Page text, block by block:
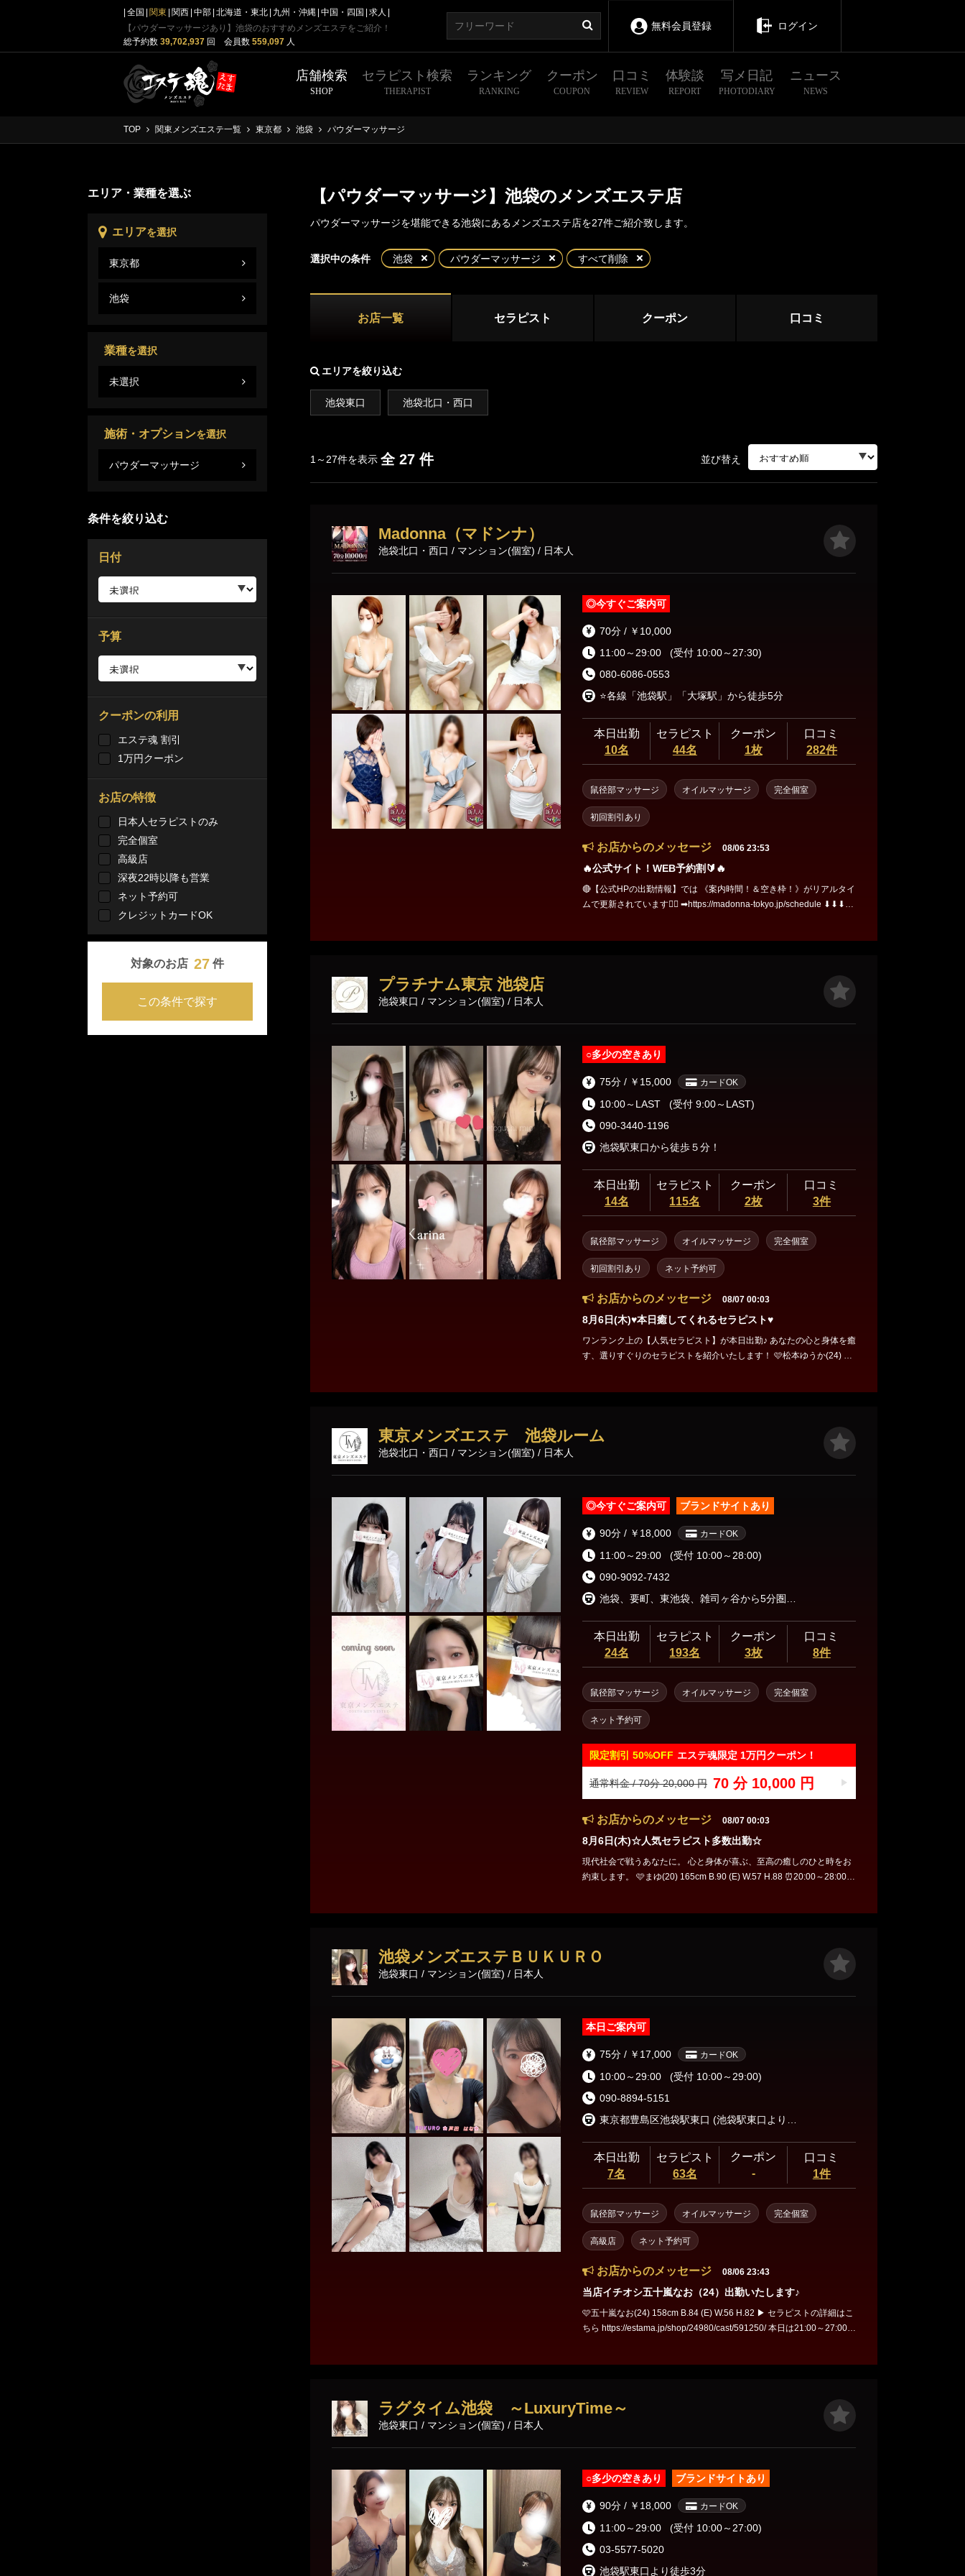
全国 関東 関西 中部 北海道・東北 九州・沖縄 中国・四国
求人
【パウダーマッサージあり】池袋のおすすめメンズエステをご紹介！
総予約数 39,702,937 回 会員数 559,097 人
無料会員登録 ログイン
店舗検索
SHOP
セラピスト検索
THERAPIST
ランキング
RANKING
クーポン
COUPON
口コミ
REVIEW
体験談
REPORT
写メ日記
PHOTODIARY
ニュース
NEWS
TOP 関東メンズエステ一覧 東京都 池袋 パウダーマッサージ
【パウダーマッサージ】池袋のメンズエステ店
パウダーマッサージを堪能できる池袋にあるメンズエステ店を27件ご紹介致します。
選択中の条件 池袋 パウダーマッサージ すべて削除
お店一覧 セラピスト クーポン 口コミ
エリアを絞り込む
池袋東口 池袋北口・西口
1～27件を表示 全 27 件 並び替え
Madonna（マドンナ）
池袋北口・西口 / マンション(個室) / 日本人
◎今すぐご案内可
70分 / ￥10,000
11:00～29:00
(受付 10:00～27:30)
080-6086-0553
⭐各線「池袋駅」「大塚駅」から徒歩5分
本日出勤
10名
セラピスト
44名
クーポン
1枚
口コミ
282件
鼠径部マッサージ オイルマッサージ 完全個室
初回割引あり
お店からのメッセージ 08/06 23:53
🔥公式サイト！WEB予約割🔰🔥
🔴【公式HPの出勤情報】では 《案内時間！＆空き枠！》がリアルタイ
ムで更新されています👌🏻 ➡https://madonna-tokyo.jp/schedule ⬇⬇⬇⬇
プラチナム東京 池袋店
池袋東口 / マンション(個室) / 日本人
○多少の空きあり
75分 / ￥15,000 カードOK
10:00～LAST
(受付 9:00～LAST)
090-3440-1196
池袋駅東口から徒歩５分！
本日出勤
14名
セラピスト
115名
クーポン
2枚
口コミ
3件
鼠径部マッサージ オイルマッサージ 完全個室
初回割引あり ネット予約可
お店からのメッセージ 08/07 00:03
8月6日(木)♥本日癒してくれるセラピスト♥
ワンランク上の【人気セラピスト】が本日出勤♪ あなたの心と身体を癒
す、選りすぐりのセラピストを紹介いたします！ 🩷松本ゆうか(24) 16
東京メンズエステ 池袋ルーム
池袋北口・西口 / マンション(個室) / 日本人
◎今すぐご案内可 ブランドサイトあり
90分 / ￥18,000 カードOK
11:00～29:00
(受付 10:00～28:00)
090-9092-7432
本日出勤
24名
セラピスト
193名
クーポン
3枚
口コミ
8件
鼠径部マッサージ オイルマッサージ 完全個室
ネット予約可
限定割引 50%OFF エステ魂限定 1万円クーポン！
通常料金 / 70分 20,000 円 70 分 10,000 円
お店からのメッセージ 08/07 00:03
8月6日(木)☆人気セラピスト多数出勤☆
現代社会で戦うあなたに。 心と身体が喜ぶ、至高の癒しのひと時をお
約束します。 🩷まゆ(20) 165cm B.90 (E) W.57 H.88 ⏰20:00～28:00ま
池袋メンズエステＢＵＫＵＲＯ
池袋東口 / マンション(個室) / 日本人
本日ご案内可
75分 / ￥17,000 カードOK
10:00～29:00
(受付 10:00～29:00)
090-8894-5151
本日出勤
7名
セラピスト
63名
クーポン
-
口コミ
1件
鼠径部マッサージ オイルマッサージ 完全個室
高級店 ネット予約可
お店からのメッセージ 08/06 23:43
当店イチオシ五十嵐なお（24）出勤いたします♪
🩷五十嵐なお(24) 158cm B.84 (E) W.56 H.82 ▶ セラピストの詳細はこ
ちら https://estama.jp/shop/24980/cast/591250/ 本日は21:00～27:00の
ラグタイム池袋 ～LuxuryTime～
池袋東口 / マンション(個室) / 日本人
○多少の空きあり ブランドサイトあり
90分 / ￥18,000 カードOK
11:00～29:00
(受付 10:00～27:00)
03-5577-5020
池袋駅東口より徒歩3分
エリア・業種を選ぶ
エリアを選択
東京都
東京都 新宿・西東京エリア
新宿 大久保・高田馬場 中野・高円寺・荻窪
初台・幡ヶ谷・笹塚
練馬・成増
恵比寿 中目黒
渋谷・代々木・表参道 六本木・赤坂・青山 三軒茶屋・自由が丘・二子玉川
新橋・品川エリア
東京駅・日本橋・八丁堀 銀座・新橋 人形町・茅場町・門前仲町
浜松町・田町 五反田・品川 蒲田・大森・大井町
上野・秋葉原・錦糸町エリア
錦糸町・亀戸 葛西・小岩・新小岩
上野・御徒町・浅草 秋葉原・神田・浅草橋
北千住・綾瀬・亀有
東京23区出張
池袋
池袋北口・西口
業種を選択
未選択
出張
施術・オプションを選択
パウダーマッサージ
ディープリンパ ダブルセラピスト
条件を絞り込む
日付
予算
クーポンの利用
エステ魂 割引
1万円クーポン
お店の特徴
日本人セラピストのみ
完全個室
高級店
深夜22時以降も営業
ネット予約可
クレジットカードOK
対象のお店 27 件
この条件で探す